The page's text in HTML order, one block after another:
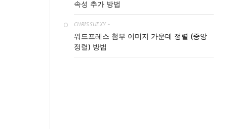
속성 추가 방법
CHRISSUEXY -
워드프레스 첨부 이미지 가운데 정렬 (중앙
정렬) 방법